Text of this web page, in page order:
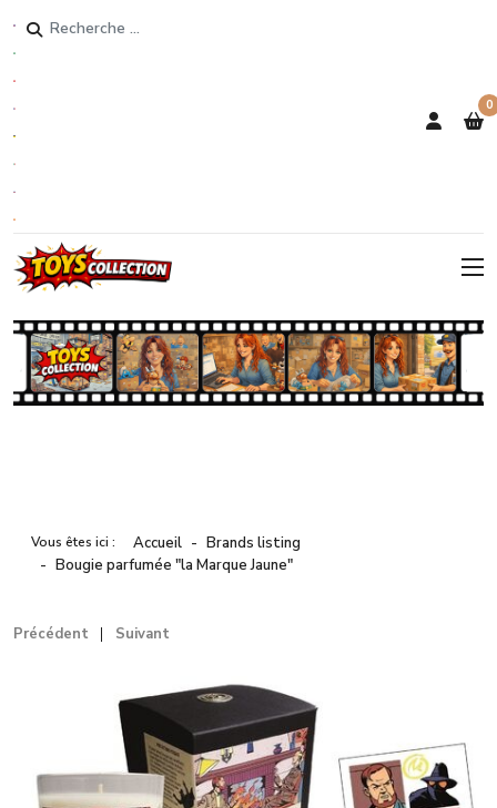
Rechercher
0
Vous êtes ici : Accueil
Brands listing
Bougie parfumée "la Marque Jaune"
Précédent Suivant